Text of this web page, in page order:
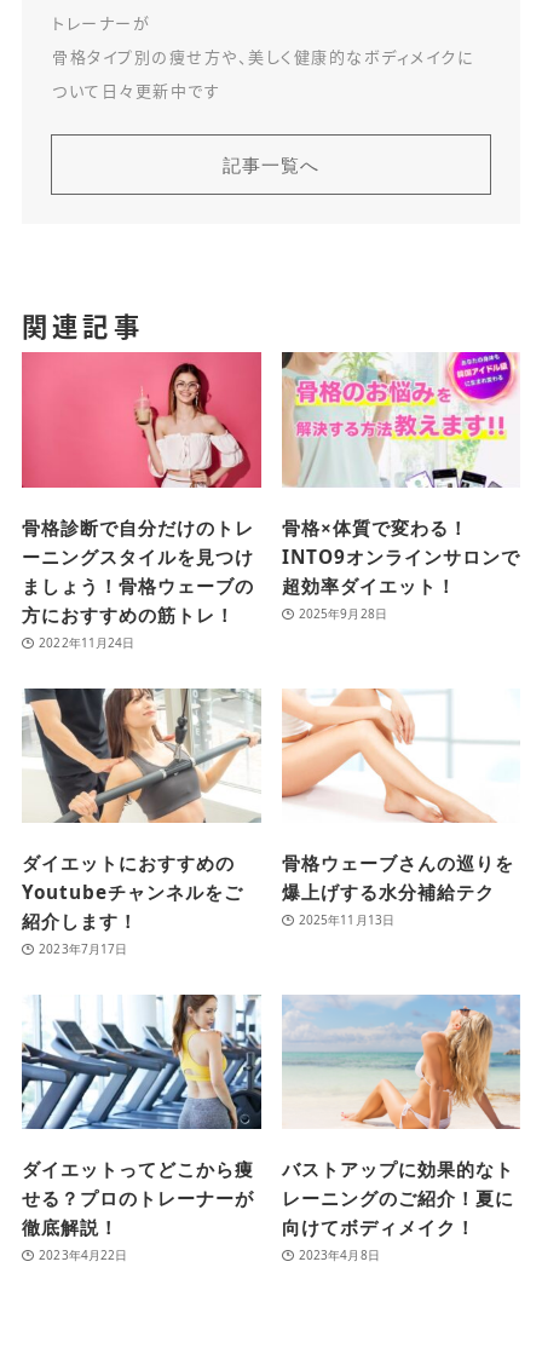
トレーナーが
骨格タイプ別の痩せ方や、美しく健康的なボディメイクに
ついて日々更新中です
記事一覧へ
関連記事
骨格診断で自分だけのトレ
ーニングスタイルを見つけ
ましょう！骨格ウェーブの
方におすすめの筋トレ！
2022年11月24日
骨格×体質で変わる！
INTO9オンラインサロンで
超効率ダイエット！
2025年9月28日
ダイエットにおすすめの
Youtubeチャンネルをご
紹介します！
2023年7月17日
骨格ウェーブさんの巡りを
爆上げする水分補給テク
2025年11月13日
ダイエットってどこから痩
せる？プロのトレーナーが
徹底解説！
2023年4月22日
バストアップに効果的なト
レーニングのご紹介！夏に
向けてボディメイク！
2023年4月8日